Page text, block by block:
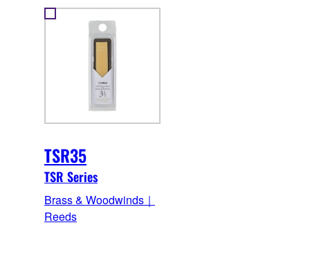
TSR35
TSR Series
Brass & Woodwinds｜
Reeds